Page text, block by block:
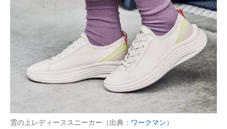
ビジネスと働き方のヒント
AI活用のいまが分かる
企業ITのトレンドを詳説
経営リーダーのコミュニティ
マーケ×ITの今がよく分かる
ITエンジニア向け専門サイト
雲の上レディーススニーカー（出典： ワークマン）